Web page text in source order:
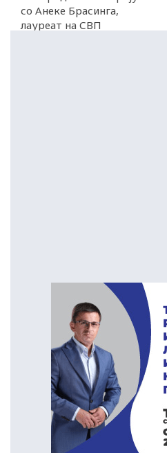
со Анеке Брасинга,
лауреат на СВП